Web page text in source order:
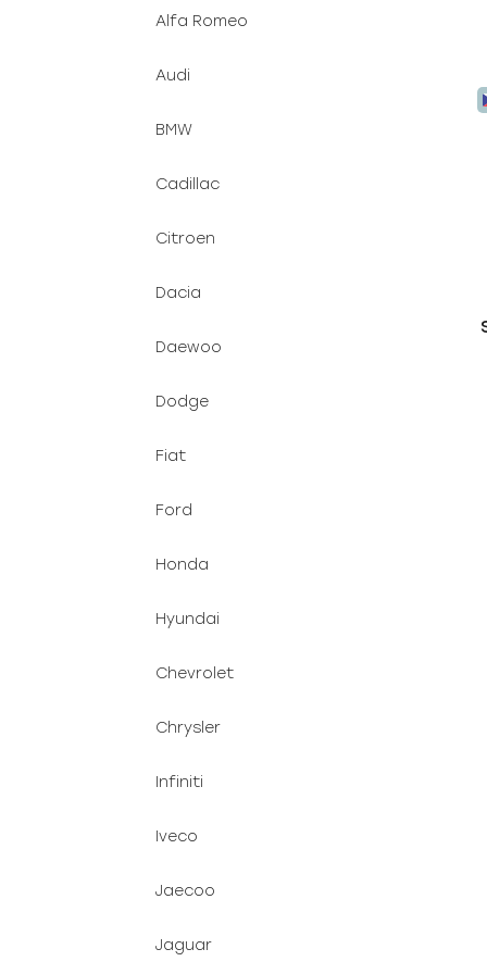
Alfa Romeo
Audi
BMW
Cadillac
Citroen
Dacia
Daewoo
Dodge
Fiat
Ford
Honda
Hyundai
Chevrolet
Chrysler
Infiniti
Iveco
Jaecoo
Jaguar